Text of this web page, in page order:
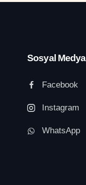
Sosyal Medya
Facebook
Instagram
WhatsApp